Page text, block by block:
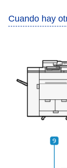
Cuando hay